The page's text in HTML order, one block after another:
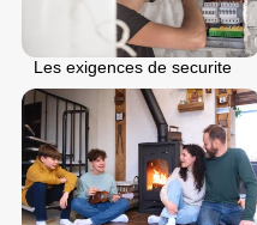
Les exigences de securite